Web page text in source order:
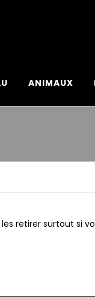
ANIMAUX
retirer surtout si